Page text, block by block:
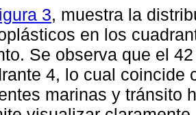
3, muestra la
en los
Se observa que el
4, lo cual coincide
marinas y tránsito